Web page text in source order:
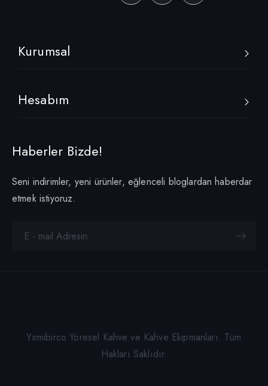
Kurumsal
Hesabım
Haberler Bizde!
Seni indirimler, yeni ürünler, eğlenceli bloglardan haberdar
etmek istiyoruz.
Yirmibirco Yöresel Kahve ve Kahve Ekipmanları. Tüm
Hakları Saklıdır.